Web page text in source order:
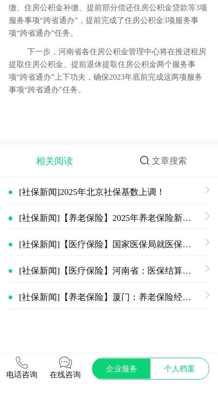
缴、住房公积金补缴、提前部分偿还住房公积金贷款等3项
服务事项“跨省通办”，提前完成了住房公积金3项服务事
项“跨省通办”任务。
下一步，河南省各住房公积金管理中心将在推进租房
提取住房公积金、提前退休提取住房公积金两个服务事
项“跨省通办”上下功夫，确保2023年底前完成这两项服务
事项“跨省通办”任务。
相关阅读 文章搜索
[社保新闻]2025年北京社保基数上调！
[社保新闻]【养老保险】2025年养老保险新政解读
[社保新闻]【医疗保险】国家医保局就医保、生育保险和工伤保险等征求意见
[社保新闻]【医疗保险】河南省：医保结算方式有变
[社保新闻]【养老保险】厦门：养老保险经办服务持续升级
电话咨询 在线咨询
企业服务 个人档案